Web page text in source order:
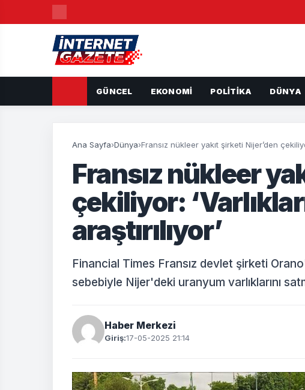
GÜNCEL EKONOMI POLITIKA DÜNYA
Ana Sayfa›Dünya›Fransız nükleer yakıt şirketi Nijer’den
Fransız nükleer
çekiliyor:
araştırılıyor’
Financial Times Fransız devlet şirketi
sebebiyle Nijer'deki uranyum varlıklarını
Haber Merkezi
Giriş:17-05-2025 21:14